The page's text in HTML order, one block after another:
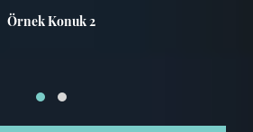
Örnek Konuk 2